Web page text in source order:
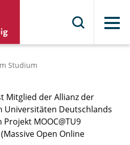
Menü
Studium
Mitglied der Allianz der
Universitäten Deutschlands
MOOC@TU9
Open Online